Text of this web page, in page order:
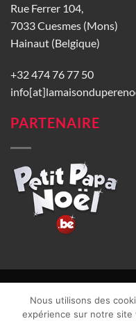
Rue Ferrer 104,
7033 Cuesmes (Mons)
Hainaut (Belgique)
+32 474 76 77 50
PARTENAIRE
CGU| Vie privée| TVA :
Nous utilisons des
expérience sur notre site